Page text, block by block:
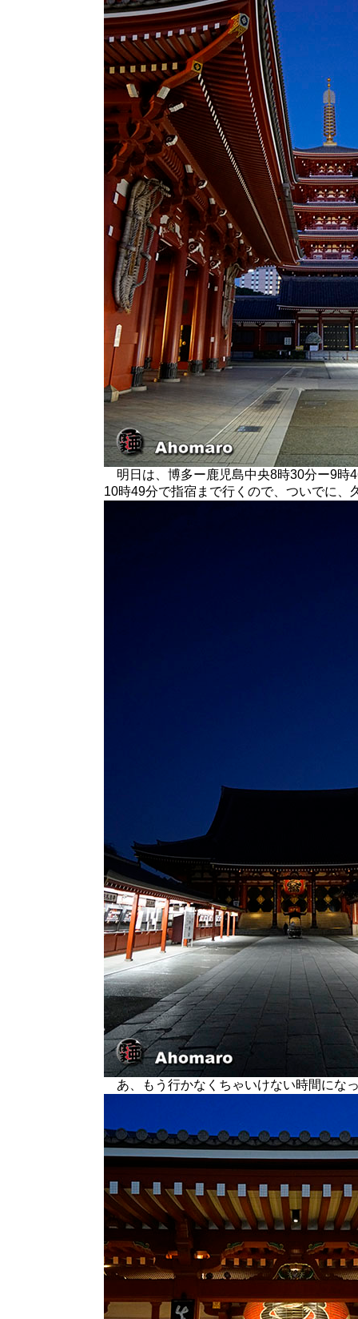
明日は、博多ー鹿児島中央8時30分ー9時
10時49分で指宿まで行くので、ついでに
あ、もう行かなくちゃいけない時間にな